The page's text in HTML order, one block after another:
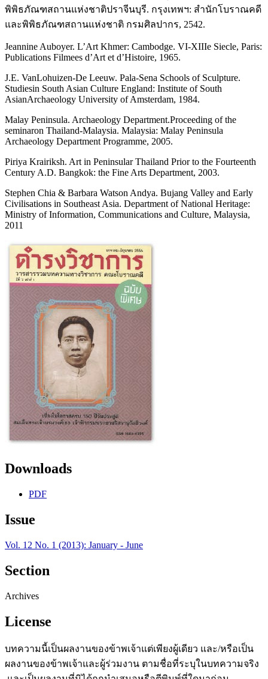
พิพิธภัณฑสถานแห่งชาติปราจีนบุรี. กรุงเทพฯ: สํานักโบราณคดี
และพิพิธภัณฑสถานแห่งชาติ กรมศิลปากร, 2542.
Jeannine Auboyer. L’Art Khmer: Cambodge. VI-XIIIe Siecle, Paris:
Publications Filmees d’Art et d’Histoire, 1965.
J.E. VanLohuizen-De Leeuw. Pala-Sena Schools of Sculpture.
Studiesin South Asian Culture England: Institute of South
AsianArchaeology University of Amsterdam, 1984.
Malay Peninsula. Archaeology Department.Proceeding of the
seminaron Thailand-Malaysia. Malaysia: Malay Peninsula
Archaeology Department Programme, 2005.
Piriya Krairiksh. Art in Peninsular Thailand Prior to the Fourteenth
Century A.D. Bangkok: the Fine Arts Department, 2003.
Stephen Chia & Barbara Watson Andya. Bujang Valley and Early
Civilisations in Southeast Asia. Department of National Heritage:
Ministry of Information, Communications and Culture, Malaysia,
2011
Downloads
PDF
Issue
Vol. 12 No. 1 (2013): January - June
Section
Archives
License
บทความนี้เป็นผลงานของข้าพเจ้าแต่เพียงผู้เดียว และ/หรือเป็น
ผลงานของข้าพเจ้าและผู้ร่วมงาน ตามชื่อที่ระบุในบทความจริง